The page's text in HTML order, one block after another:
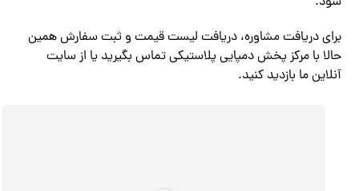
برای دریافت مشاوره، دریافت لیست قیمت و ثبت سفارش همین
حالا با مرکز پخش دمپایی پلاستیکی تماس بگیرید یا از سایت
آنلاین ما بازدید کنید.